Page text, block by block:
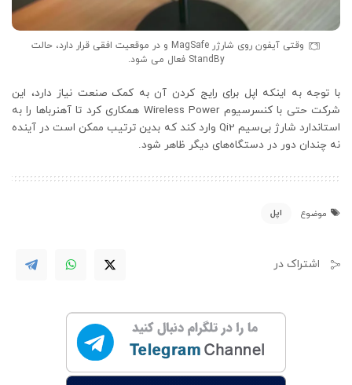
وقتی آیفون روی شارژر MagSafe و در موقعیت افقی قرار دارد، حالت
StandBy فعال می شود.
با توجه به اینکه اپل برای رایج کردن آن به کمک صنعت نیاز دارد، این
شرکت حتی با کنسرسیوم Wireless Power همکاری کرد تا آهنرباها را به
استاندارد شارژ بی‌سیم Qi2 وارد کند که بدین ترتیب ممکن است در آینده
نه چندان دور در دستگاه‌های دیگر ظاهر شود.
موضوع اپل
اشتراک در